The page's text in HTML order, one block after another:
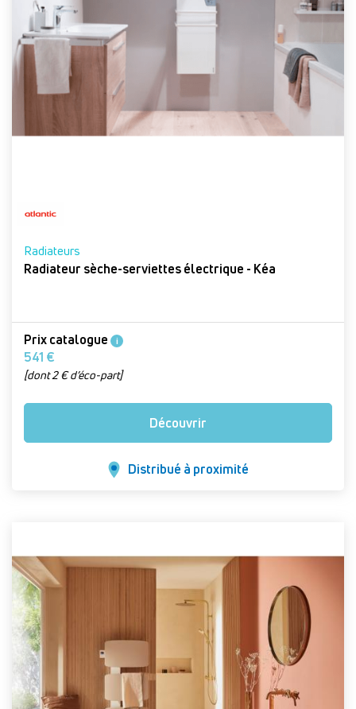
Radiateurs
Radiateur sèche-serviettes électrique - Kéa
Prix catalogue i
541 €
[dont 2 € d’éco-part]
Découvrir
Distribué à proximité